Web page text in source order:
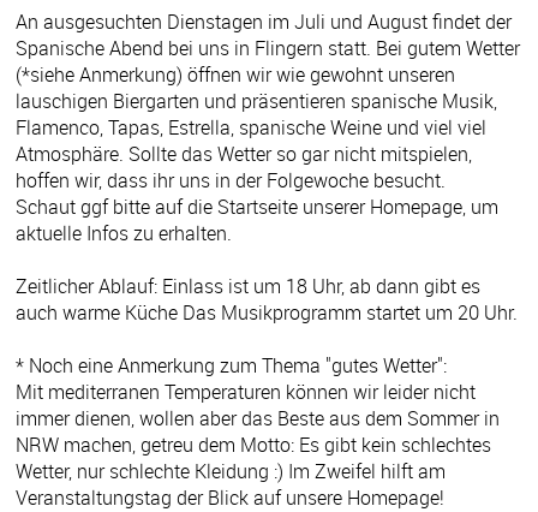
An ausgesuchten Dienstagen im Juli und August findet der
Spanische Abend bei uns in Flingern statt. Bei gutem Wetter
(*siehe Anmerkung) öffnen wir wie gewohnt unseren
lauschigen Biergarten und präsentieren spanische Musik,
Flamenco, Tapas, Estrella, spanische Weine und viel viel
Atmosphäre. Sollte das Wetter so gar nicht mitspielen,
hoffen wir, dass ihr uns in der Folgewoche besucht.
Schaut ggf bitte auf die Startseite unserer Homepage, um
aktuelle Infos zu erhalten.
Zeitlicher Ablauf: Einlass ist um 18 Uhr, ab dann gibt es
auch warme Küche Das Musikprogramm startet um 20 Uhr.
* Noch eine Anmerkung zum Thema "gutes Wetter":
Mit mediterranen Temperaturen können wir leider nicht
immer dienen, wollen aber das Beste aus dem Sommer in
NRW machen, getreu dem Motto: Es gibt kein schlechtes
Wetter, nur schlechte Kleidung :) Im Zweifel hilft am
Veranstaltungstag der Blick auf unsere Homepage!